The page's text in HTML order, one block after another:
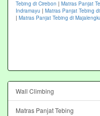
Tebing di Cirebon | Matras Panjat
Indramayu | Matras Panjat Tebing
| Matras Panjat Tebing di
Wall Climbing
Matras Panjat Tebing